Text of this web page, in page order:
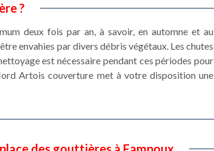
?
deux fois par an, à savoir, en automne et au
envahies par divers débris végétaux. Les chutes
est nécessaire pendant ces périodes pour
Artois couverture met à votre disposition une